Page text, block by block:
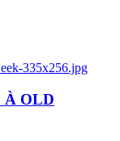
335x256.jpg
À OLD